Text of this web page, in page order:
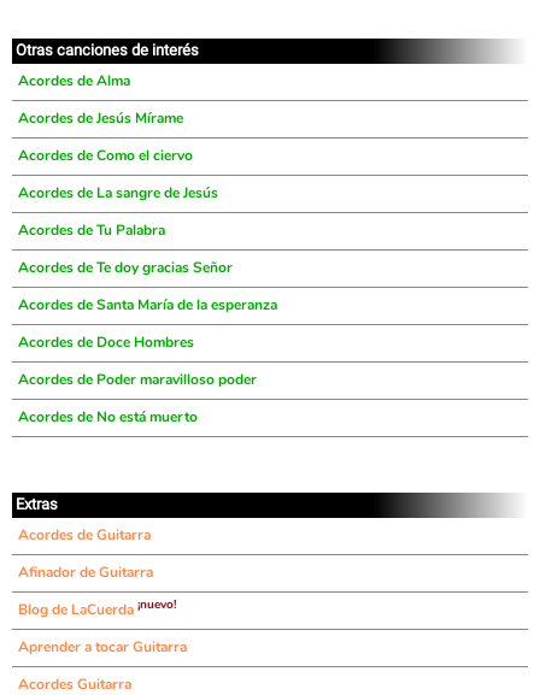
Otras canciones de interés
Acordes de Alma
Acordes de Jesús Mírame
Acordes de Como el ciervo
Acordes de La sangre de Jesús
Acordes de Tu Palabra
Acordes de Te doy gracias Señor
Acordes de Santa María de la esperanza
Acordes de Doce Hombres
Acordes de Poder maravilloso poder
Acordes de No está muerto
Extras
Acordes de Guitarra
Afinador de Guitarra
Blog de LaCuerda ¡nuevo!
Aprender a tocar Guitarra
Acordes Guitarra